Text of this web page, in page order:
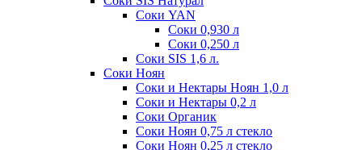
Соки YAN
Соки 0,930 л
Соки 0,250 л
Соки SIS 1,6 л.
Соки Ноян
Соки и Нектары Ноян 1,0 л
Соки и Нектары 0,2 л
Соки Органик
Соки Ноян 0,75 л стекло
Соки Ноян 0,25 л стекло